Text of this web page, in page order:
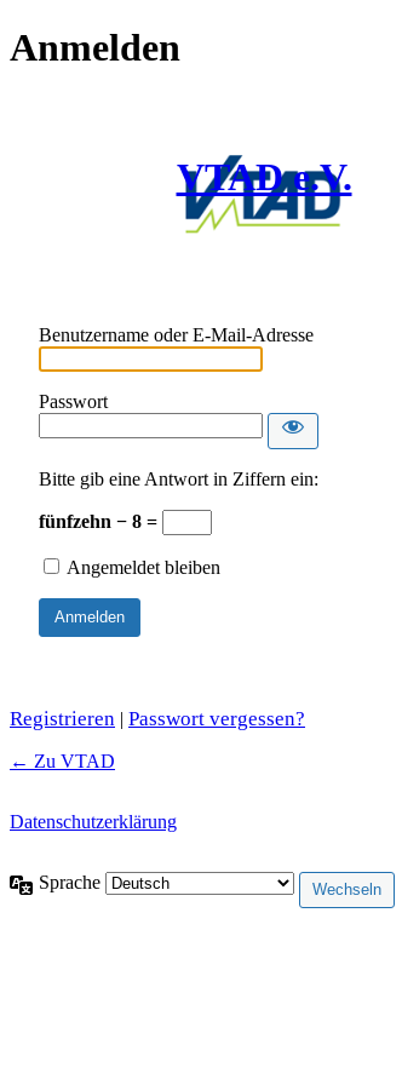
Anmelden
VTAD e.V.
Benutzername oder E-Mail-Adresse
Passwort
Bitte gib eine Antwort in Ziffern ein:
fünfzehn − 8 =
Angemeldet bleiben
Registrieren | Passwort vergessen?
← Zu VTAD
Datenschutzerklärung
Sprache